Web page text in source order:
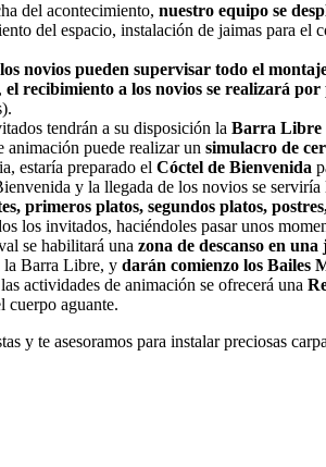
del acontecimiento, nuestro equipo se
del espacio, instalación de jaimas para el
los novios pueden supervisar todo el
el recibimiento a los novios se realizará
tendrán a su disposición la Barra Libre
puede realizar un simulacro de
estaría preparado el Cóctel de Bienvenida
y la llegada de los novios se serviría
primeros platos, segundos platos,
los invitados, haciéndoles pasar unos
se habilitará una zona de descanso en una
la Barra Libre, y darán comienzo los Bailes
actividades de animación se ofrecerá una
cuerpo aguante.
y te asesoramos para instalar preciosas